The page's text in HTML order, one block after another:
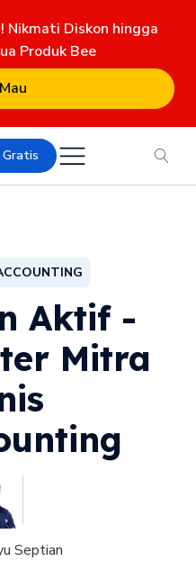
Nikmati Diskon hingga
Produk Bee
Gratis
Aktif -
Mitra
Septian